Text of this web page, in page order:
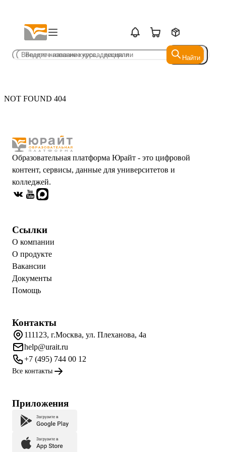
Найти
Найти
NOT FOUND 404
Образовательная платформа Юрайт - это цифровой
контент, сервисы, данные для университетов и
колледжей.
Ссылки
О компании
О продукте
Вакансии
Документы
Помощь
Контакты
111123, г.Москва, ул. Плеханова, 4а
help@urait.ru
+7 (495) 744 00 12
Все контакты
Приложения